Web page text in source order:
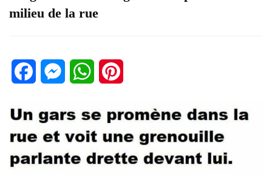
milieu de la rue
FacebookMessengerWhatsApp